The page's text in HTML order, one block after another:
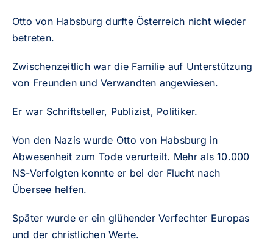
Otto von Habsburg durfte Österreich nicht wieder
betreten.
Zwischenzeitlich war die Familie auf Unterstützung
von Freunden und Verwandten angewiesen.
Er war Schriftsteller, Publizist, Politiker.
Von den Nazis wurde Otto von Habsburg in
Abwesenheit zum Tode verurteilt. Mehr als 10.000
NS-Verfolgten konnte er bei der Flucht nach
Übersee helfen.
Später wurde er ein glühender Verfechter Europas
und der christlichen Werte.